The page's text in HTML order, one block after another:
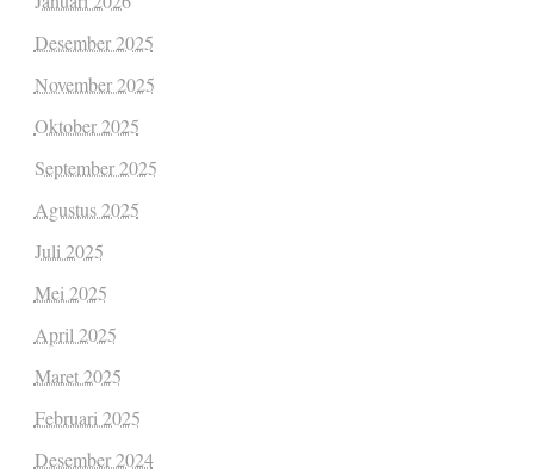
Desember 2025
November 2025
Oktober 2025
September 2025
Agustus 2025
Juli 2025
Mei 2025
April 2025
Maret 2025
Februari 2025
Desember 2024